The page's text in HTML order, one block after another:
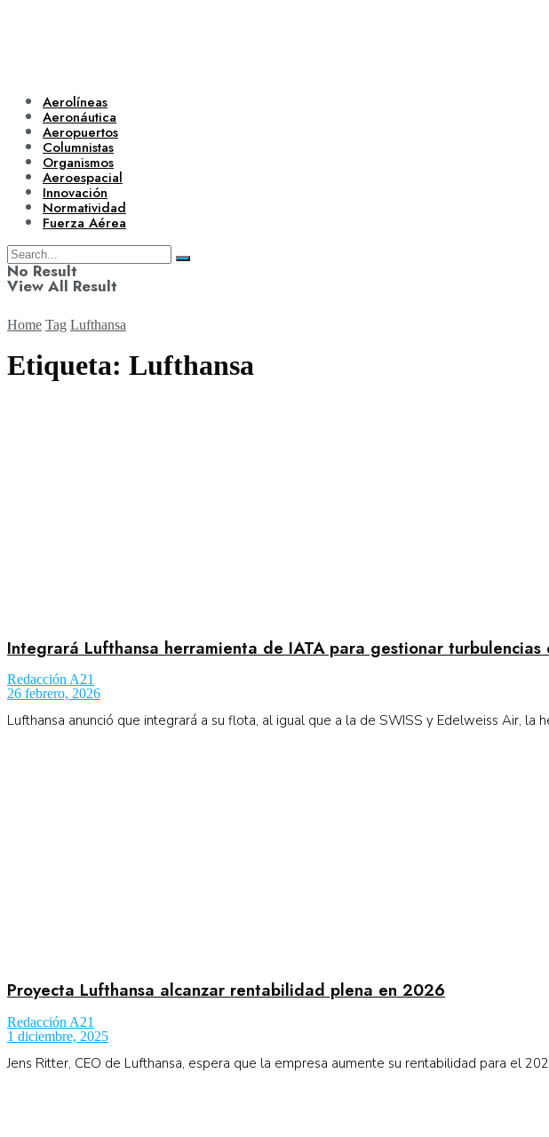
Aerolíneas
Aeronáutica
Aeropuertos
Columnistas
Organismos
Aeroespacial
Innovación
Normatividad
Fuerza Aérea
No Result
View All Result
Organismos
Aeroespacial
No Result
Home Tag Lufthansa
Etiqueta: Lufthansa
Integrará Lufthansa herramienta de IATA para gestionar
Redacción A21
26 febrero, 2026
Lufthansa anunció que integrará a su flota, al igual que a la de SWISS y Edelweiss Air, la
Proyecta Lufthansa alcanzar rentabilidad plena en 2026
Redacción A21
1 diciembre, 2025
Jens Ritter, CEO de Lufthansa, espera que la empresa aumente su rentabilidad para el